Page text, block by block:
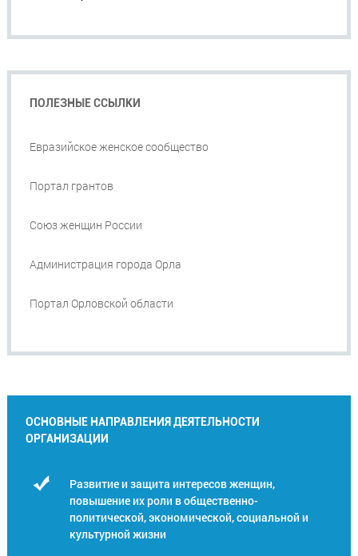
ПОЛЕЗНЫЕ ССЫЛКИ
Евразийское женское сообщество
Портал грантов
Союз женщин России
Администрация города Орла
Портал Орловской области
ОСНОВНЫЕ НАПРАВЛЕНИЯ ДЕЯТЕЛЬНОСТИ
ОРГАНИЗАЦИИ
Развитие и защита интересов женщин,
повышение их роли в общественно-
политической, экономической, социальной и
культурной жизни